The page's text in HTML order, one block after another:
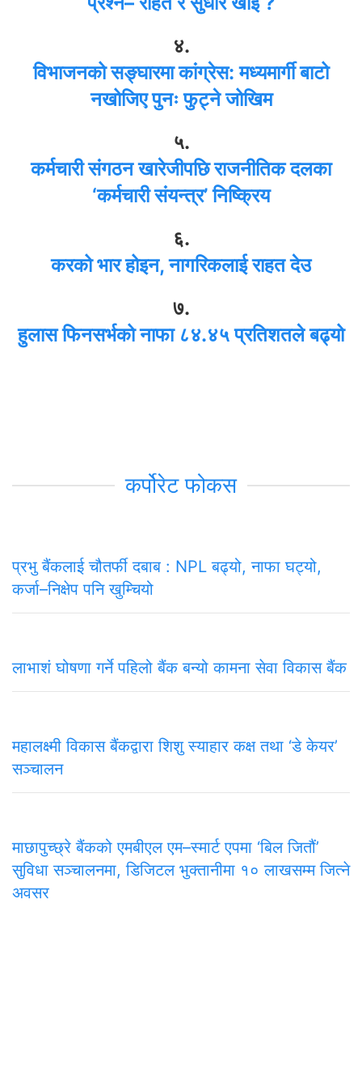
४.
विभाजनको सङ्घारमा कांग्रेस: मध्यमार्गी बाटो
नखोजिए पुनः फुट्ने जोखिम
५.
कर्मचारी संगठन खारेजीपछि राजनीतिक दलका
‘कर्मचारी संयन्त्र’ निष्क्रिय
६.
करको भार होइन, नागरिकलाई राहत देउ
७.
हुलास फिनसर्भको नाफा ८४.४५ प्रतिशतले बढ्यो
कर्पोरेट फोकस
प्रभु बैंकलाई चौतर्फी दबाब : NPL बढ्यो, नाफा घट्यो,
कर्जा–निक्षेप पनि खुम्चियो
लाभाशं घोषणा गर्ने पहिलो बैंक बन्यो कामना सेवा विकास बैंक
महालक्ष्मी विकास बैंकद्वारा शिशु स्याहार कक्ष तथा ‘डे केयर’
सञ्चालन
माछापुच्छ्रे बैंकको एमबीएल एम–स्मार्ट एपमा ‘बिल जितौं’
सुविधा सञ्चालनमा, डिजिटल भुक्तानीमा १० लाखसम्म जित्ने
अवसर